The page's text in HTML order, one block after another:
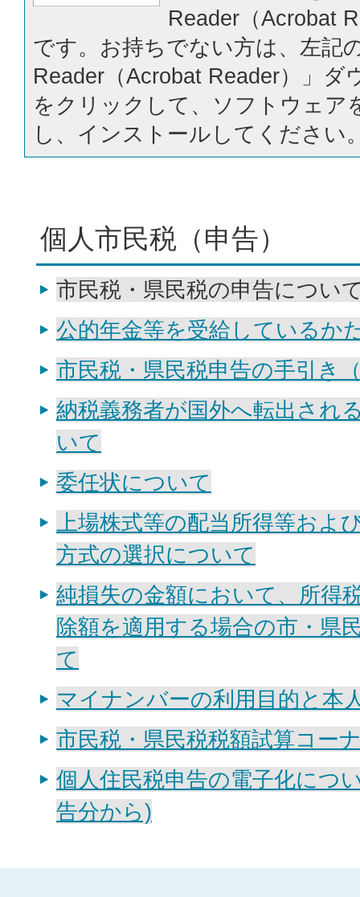
Reader（Acrobat
です。お持ちでない方は、左記
Reader（Acrobat Reader）」ダ
をクリックして、ソフトウェア
し、インストールしてください
個人市民税（申告）
市民税・県民税の申告につい
公的年金等を受給しているか
市民税・県民税申告の手引き
納税義務者が国外へ転出され
いて
委任状について
上場株式等の配当所得等およ
方式の選択について
純損失の金額において、所得
除額を適用する場合の市・県
て
マイナンバーの利用目的と本
市民税・県民税税額試算コー
個人住民税申告の電子化につ
告分から)